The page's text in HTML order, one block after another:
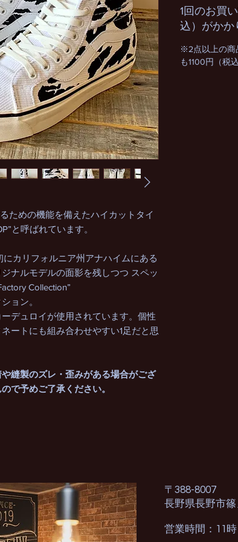
ための機能を備えたハイカットタイ
と呼ばれています。
カリフォルニア州アナハイムにある
ナルモデルの面影を残しつつ スペッ
Collection”
ョン。
デュロイが使用されています。個性
ートにも組み合わせやすい1足だと思
縫製のズレ・歪みがある場合がござ
で予めご了承ください。
1回のお買
込）がかか
※2点以上の商
も1100円（税
〒388-8007
長野県長野市篠
営業時間：11